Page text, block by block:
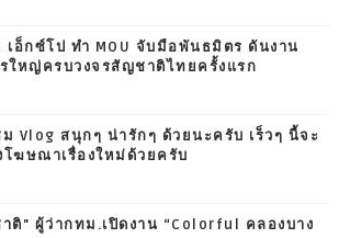
เอ็กซ์โป ทำ MOU จับมือพันธมิตร ดันงาน
ใหญ่ครบวงจรสัญชาติไทยครั้งแรก
Vlog สนุกๆ น่ารักๆ ด้วยนะครับ เร็วๆ นี้จะ
ฆษณาเรื่องใหม่ด้วยครับ
ติ" ผู้ว่ากทม.เปิดงาน “Colorful คลองบาง